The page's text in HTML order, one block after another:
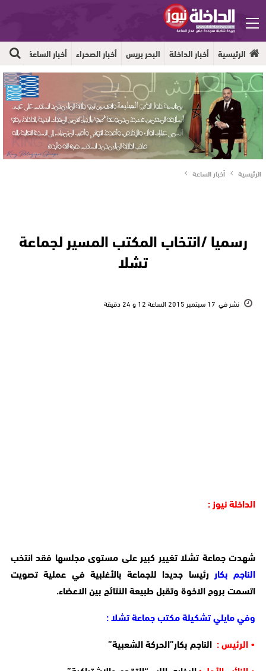
الرئيسية أخبار الداخلة البحر بريس أخبار الصحراء أخبار الساعة
الرئيسية أخبار الساعة
رسميا /انتخاب المكتب المسير لجماعة
تشلا
نشر في 17 سبتمبر 2015 الساعة 12 و 24 دقيقة
الداخلة نيوز :
شهدت جماعة تشلا تغيير كبير على مستوى مجلسها فقد انتخب
الناجم بكار رئيسا جديدا للجماعة بالأغلبية في عملية تصويت
اتسمت بروح الاخوة وتقبل طبيعة النتائج بين الاعضاء.
وفي مايلي تشكيلة مكتب جماعة تشلا :
• الرئيس : الناجم بكار”الحركة الشعبية”